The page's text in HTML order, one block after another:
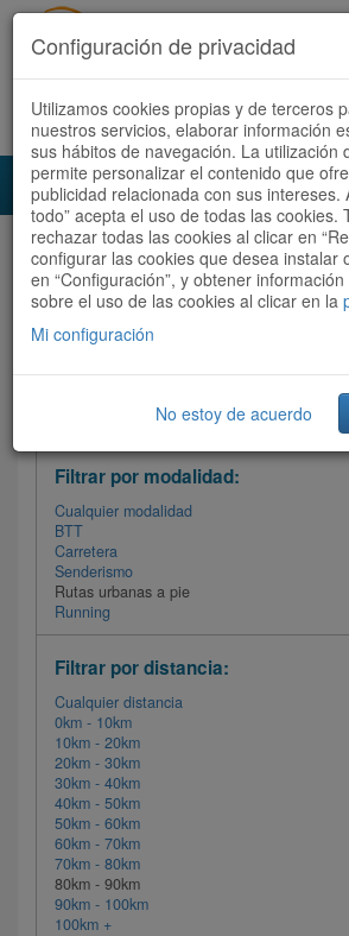
Acceder Registrate ahora
Audioruta Todas las rutas
Todas las rutas
Ordenar
Filtrar las rutas
Filtrar por modalidad:
Cualquier modalidad
BTT
Carretera
Senderismo
Rutas urbanas a pie
Running
Filtrar por distancia:
Cualquier distancia
0km - 10km
10km - 20km
20km - 30km
30km - 40km
40km - 50km
50km - 60km
60km - 70km
70km - 80km
80km - 90km
90km - 100km
100km +
Configuración de privacidad
Utilizamos cookies propias y de terceros
nuestros servicios, elaborar información
sus hábitos de navegación. La utilización
permite personalizar el contenido que
publicidad relacionada con sus intereses.
todo” acepta el uso de todas las cookies.
rechazar todas las cookies al clicar en
configurar las cookies que desea instalar
en “Configuración”, y obtener
sobre el uso de las cookies al clicar en la
Mi configuración
No estoy de acuerdo